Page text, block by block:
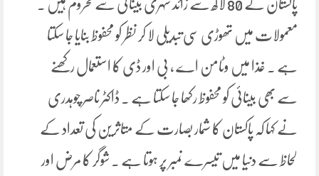
پاکستان کے 80 لاکھ سے زائد شہری بینائی سے محروم ہیں ۔
معمولات میں تھوڑی سی تبدیلی لا کر نظر کو محفوظ بنایا جا سکتا
ہے ۔ غذا میں وٹامن اے ، بی اور ڈی کا استعمال رکھنے
سے بھی بینائی کو محفوظ رکھا جا سکتا ہے ۔ ڈاکٹر ناصر چوہدری
نے کہا کہ پاکستان کا شمار بصارت کے متاثرین کی تعداد کے
لحاظ سے دنیا میں تیسرے نمبر پر ہوتا ہے ۔ شوگر کا مرض اور